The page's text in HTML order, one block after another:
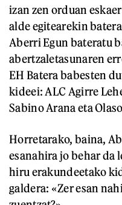
izan zen orduan
alde egitearekin
Aberri Egun bateratu
abertzaletasunaren
EH Batera babesten
kideei: ALC Agirre
Sabino Arana eta
Horretarako, baina,
esanahira jo behar da
hiru erakundeetako
galdera: «Zer esan